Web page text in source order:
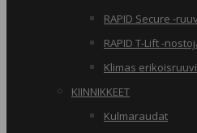
RAPID Secure -
RAPID T-Lift -
Klimas
KIINNIKKEET
Kulmaraudat